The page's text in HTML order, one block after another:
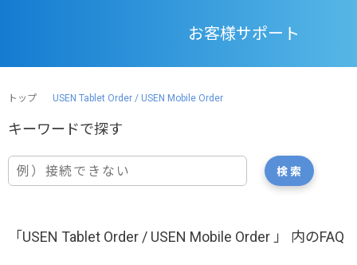
お客様サポート
トップ USEN Tablet Order / USEN Mobile Order
「USEN Tablet Order / USEN Mobile Order 」 内のFAQ